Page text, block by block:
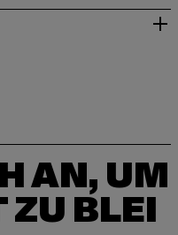
AN, UM
ZU BLEI